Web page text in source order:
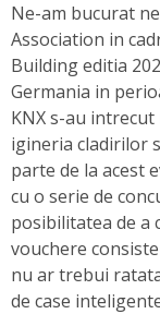
Ne-am bucurat
Association in
Building editia
Germania in
KNX s-au
igineria cladirilor
parte de la acest
cu o serie de
posibilitatea de a
vouchere
nu ar trebui
de case